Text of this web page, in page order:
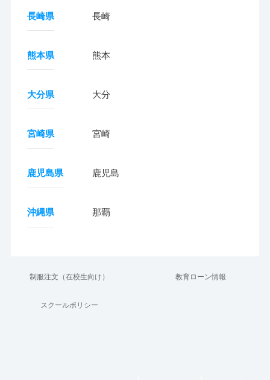
長崎県 長崎
熊本県 熊本
大分県 大分
宮崎県 宮崎
鹿児島県 鹿児島
沖縄県 那覇
制服注文（在校生向け） 教育ローン情報
スクールポリシー